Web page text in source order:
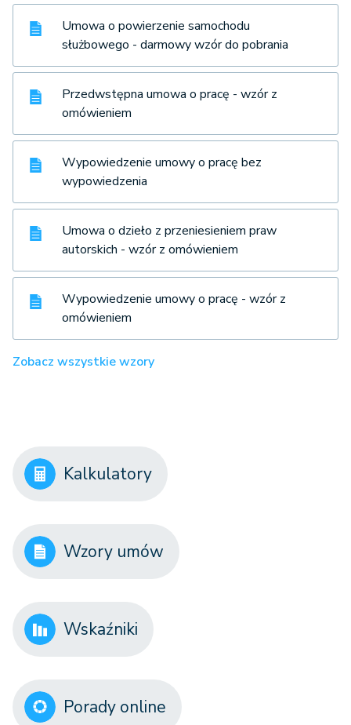
Umowa o powierzenie samochodu
służbowego - darmowy wzór do pobrania
Przedwstępna umowa o pracę - wzór z
omówieniem
Wypowiedzenie umowy o pracę bez
wypowiedzenia
Umowa o dzieło z przeniesieniem praw
autorskich - wzór z omówieniem
Wypowiedzenie umowy o pracę - wzór z
omówieniem
Zobacz wszystkie wzory
Kalkulatory
Wzory umów
Wskaźniki
Porady online